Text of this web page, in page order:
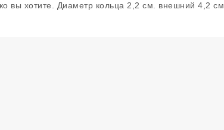
вы хотите. Диаметр кольца 2,2 см. внешний 4,2 см.